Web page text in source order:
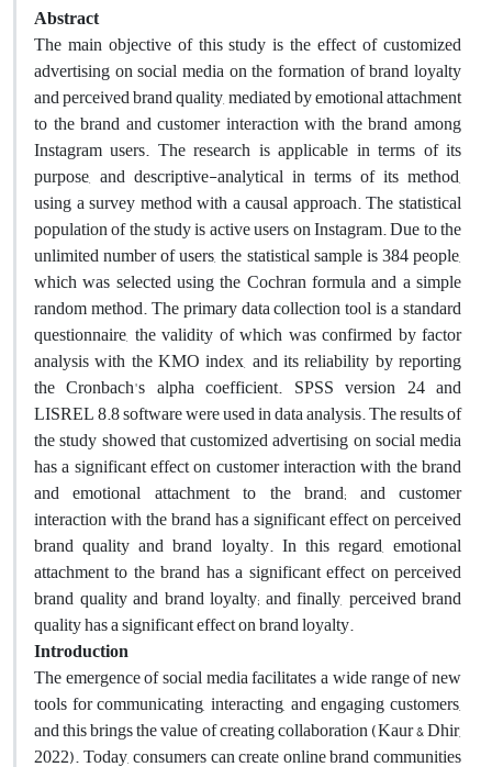
Abstract
The main objective of this study is the effect of customized
advertising on social media on the formation of brand loyalty
and perceived brand quality, mediated by emotional attachment
to the brand and customer interaction with the brand among
Instagram users. The research is applicable in terms of its
purpose, and descriptive-analytical in terms of its method,
using a survey method with a causal approach. The statistical
population of the study is active users on Instagram. Due to the
unlimited number of users, the statistical sample is 384 people,
which was selected using the Cochran formula and a simple
random method. The primary data collection tool is a standard
questionnaire, the validity of which was confirmed by factor
analysis with the KMO index, and its reliability by reporting
the Cronbach's alpha coefficient. SPSS version 24 and
LISREL 8.8 software were used in data analysis. The results of
the study showed that customized advertising on social media
has a significant effect on customer interaction with the brand
and emotional attachment to the brand; and customer
interaction with the brand has a significant effect on perceived
brand quality and brand loyalty. In this regard, emotional
attachment to the brand has a significant effect on perceived
brand quality and brand loyalty; and finally, perceived brand
quality has a significant effect on brand loyalty.
Introduction
The emergence of social media facilitates a wide range of new
tools for communicating, interacting, and engaging customers,
and this brings the value of creating collaboration (Kaur & Dhir,
2022). Today, consumers can create online brand communities